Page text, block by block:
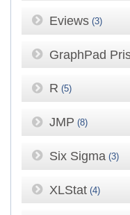
Eviews (3)
GraphPad
R (5)
JMP (8)
Six Sigma (3)
XLStat (4)